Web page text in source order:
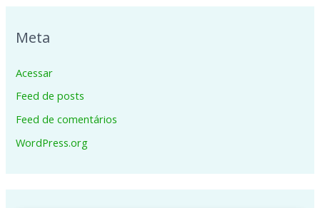
Meta
Acessar
Feed de posts
Feed de comentários
WordPress.org